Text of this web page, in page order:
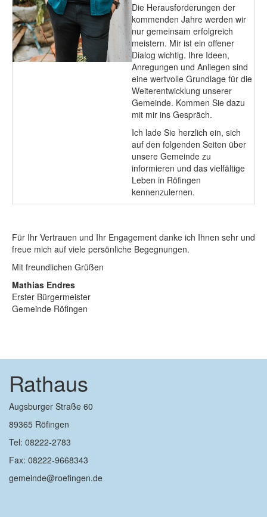
Die Herausforderungen der
kommenden Jahre werden wir
nur gemeinsam erfolgreich
meistern. Mir ist ein offener
Dialog wichtig. Ihre Ideen,
Anregungen und Anliegen sind
eine wertvolle Grundlage für die
Weiterentwicklung unserer
Gemeinde. Kommen Sie dazu
mit mir ins Gespräch.
Ich lade Sie herzlich ein, sich
auf den folgenden Seiten über
unsere Gemeinde zu
informieren und das vielfältige
Leben in Röfingen
kennenzulernen.
Für Ihr Vertrauen und Ihr Engagement danke ich Ihnen sehr und
freue mich auf viele persönliche Begegnungen.
Mit freundlichen Grüßen
Mathias Endres
Erster Bürgermeister
Gemeinde Röfingen
Rathaus
Augsburger Straße 60
89365 Röfingen
Tel: 08222-2783
Fax: 08222-9668343
gemeinde@roefingen.de